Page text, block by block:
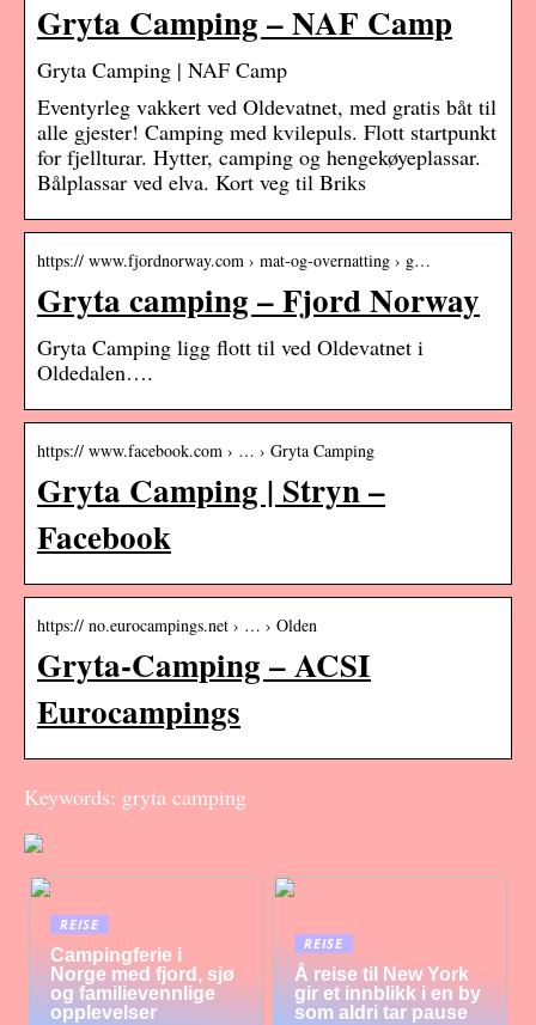
Gryta Camping – NAF Camp
Gryta Camping | NAF Camp
Eventyrleg vakkert ved Oldevatnet, med gratis båt til
alle gjester! Camping med kvilepuls. Flott startpunkt
for fjellturar. Hytter, camping og hengekøyeplassar.
Bålplassar ved elva. Kort veg til Briks
https:// www.fjordnorway.com › mat-og-overnatting › g…
Gryta camping – Fjord Norway
Gryta Camping ligg flott til ved Oldevatnet i
Oldedalen….
https:// www.facebook.com › … › Gryta Camping
Gryta Camping | Stryn –
Facebook
https:// no.eurocampings.net › … › Olden
Gryta-Camping – ACSI
Eurocampings
Keywords: gryta camping
REISE
Campingferie i
Norge med fjord, sjø
og familievennlige
opplevelser
REISE
Å reise til New York
gir et innblikk i en by
som aldri tar pause